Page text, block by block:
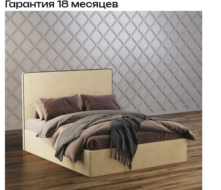
Гарантия 18 месяцев